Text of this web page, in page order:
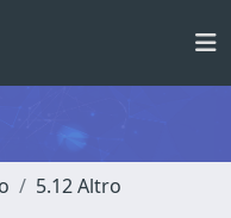
5.12 Altro